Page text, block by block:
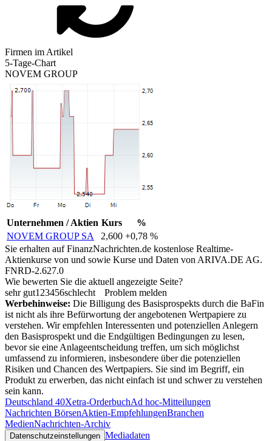
Firmen im Artikel
5-Tage-Chart
NOVEM GROUP
Unternehmen / Aktien Kurs
%
NOVEM GROUP SA
2,600 +0,78 %
Sie erhalten auf FinanzNachrichten.de kostenlose Realtime-
Aktienkurse von und sowie Kurse und Daten von ARIVA.DE AG.
FNRD-2.627.0
Wie bewerten Sie die aktuell angezeigte Seite?
sehr gut1 23456schlecht
Problem melden
Werbehinweise: Die Billigung des Basisprospekts durch die BaFin
ist nicht als ihre Befürwortung der angebotenen Wertpapiere zu
verstehen. Wir empfehlen Interessenten und potenziellen Anlegern
den Basisprospekt und die Endgültigen Bedingungen zu lesen,
bevor sie eine Anlageentscheidung treffen, um sich möglichst
umfassend zu informieren, insbesondere über die potenziellen
Risiken und Chancen des Wertpapiers. Sie sind im Begriff, ein
Produkt zu erwerben, das nicht einfach ist und schwer zu verstehen
sein kann.
Deutschland 40Xetra-OrderbuchAd hoc-Mitteilungen
Nachrichten BörsenAktien-EmpfehlungenBranchen
MedienNachrichten-Archiv
Datenschutzeinstellungen Mediadaten